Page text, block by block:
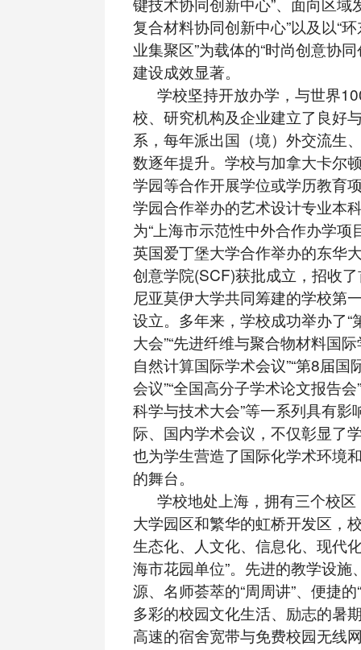
复合材料协同创新中心”以及以“
业集聚区”为载体的“时尚创意协
建设成效显著。
学校坚持开放办学，与世界
校、研究机构及企业建立了良好
系，每年派出国（境）外交流生
数逐年提升。学校与加拿大卡尔
学园等合作开展学位或学历教育
学园合作举办的艺术设计专业本
为“上海市示范性中外合作办学项
英国爱丁堡大学合作举办的东华
创意学院(SCF)获批成立，招收
尼亚莫伊大学共同筹建的学校第
设立。多年来，学校成功举办了“
大会”“先进纤维与聚合物材料国
自然计算国际学术会议”“第8届国
会议”“全国高分子学术论文报告
科学与技术大会”等一系列具有影
际、国内学术会议，不仅彰显了
也为学生营造了国际化学术环境
的舞台。
学校地处上海，拥有三个校区
大学园区和繁华的虹桥开发区，
生态化、人文化、信息化、现代
海市花园单位”。先进的教学设施
源、名师荟萃的“周周讲”、便捷
多彩的校园文化生活、励志的暑
高速的宿舍宽带与免费校园无线